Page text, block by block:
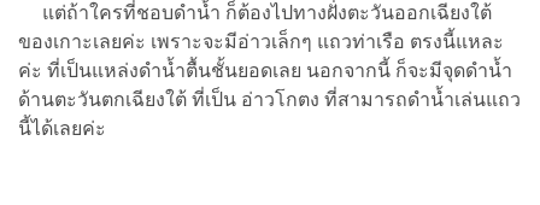
แต่ถ้าใครที่ชอบดำน้ำ ก็ต้องไปทางฝั่งตะวันออกเฉียงใต้
ของเกาะเลยค่ะ เพราะจะมีอ่าวเล็กๆ แถวท่าเรือ ตรงนี้แหละ
ค่ะ ที่เป็นแหล่งดำน้ำตื้นชั้นยอดเลย นอกจากนี้ ก็จะมีจุดดำน้ำ
ด้านตะวันตกเฉียงใต้ ที่เป็น อ่าวโกตง ที่สามารถดำน้ำเล่นแถว
นี้ได้เลยค่ะ